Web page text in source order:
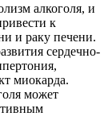
алкоголя, и
к
и раку печени.
сердечно-
миокарда.
может